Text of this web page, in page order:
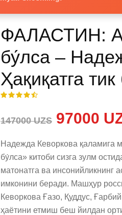
ФАЛАСТИН:
бу́лса –
Ҳақиқатга
147000 UZS 97000
Надежда Кеворкова
бу́лса» китоби сизга зулм
матонатга ва инсонийликнинг
имконини беради. Машҳур
Кеворкова Ғазо, Қуддус,
ҳаётини етмиш беш йилдан